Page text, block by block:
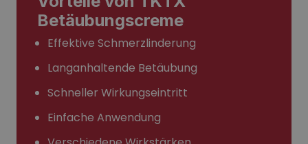
Betäubungscreme
Effektive Schmerzlinderung
Langanhaltende Betäubung
Schneller Wirkungseintritt
Einfache Anwendung